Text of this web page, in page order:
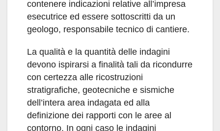
contenere indicazioni relative all’impresa
esecutrice ed essere sottoscritti da un
geologo, responsabile tecnico di cantiere.
La qualità e la quantità delle indagini
devono ispirarsi a finalità tali da ricondurre
con certezza alle ricostruzioni
stratigrafiche, geotecniche e sismiche
dell’intera area indagata ed alla
definizione dei rapporti con le aree al
contorno. In ogni caso le indagini